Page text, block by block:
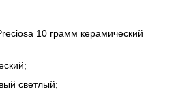
10 грамм керамический
светлый;